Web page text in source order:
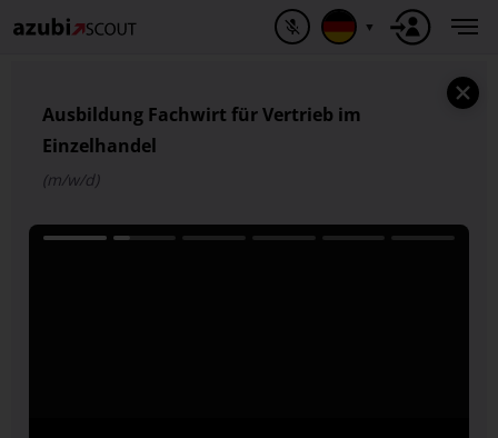
▼
Ausbildung Fachwirt für Vertrieb im
Einzelhandel
(m/w/d)